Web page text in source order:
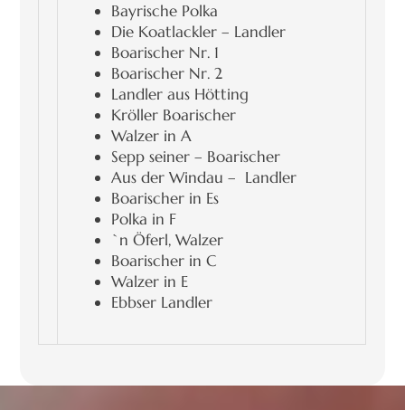
Bayrische Polka
Die Koatlackler – Landler
Boarischer Nr. 1
Boarischer Nr. 2
Landler aus Hötting
Kröller Boarischer
Walzer in A
Sepp seiner – Boarischer
Aus der Windau – Landler
Boarischer in Es
Polka in F
`n Öferl, Walzer
Boarischer in C
Walzer in E
Ebbser Landler